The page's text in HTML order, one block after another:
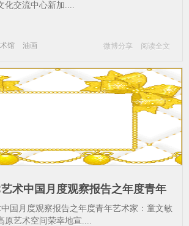
化交流中心新加....
馆
油画
微博分享 阅读全文
术中国月度观察报告之年度青年
_童文敏--草坪-成都-重庆
国月度观察报告之年度青年艺术家：童文敏
原艺术空间荣幸地宣....